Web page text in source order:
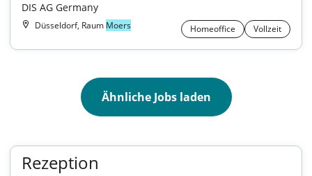
DIS AG Germany
Düsseldorf, Raum Moers Homeoffice Vollzeit
Ähnliche Jobs laden
Rezeption